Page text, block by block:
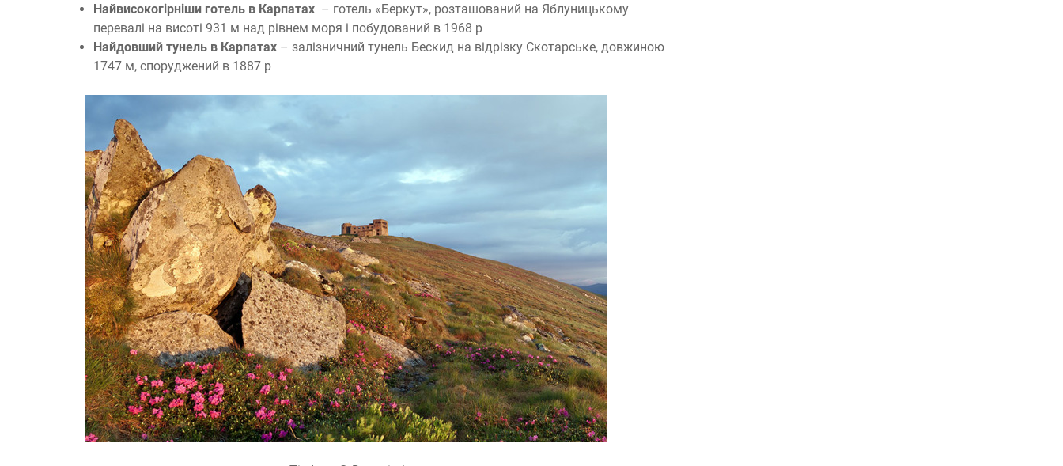
Найвисокогірніши готель в Карпатах – готель «Беркут», розташований на Яблуницькому
перевалі на висоті 931 м над рівнем моря і побудований в 1968 р
Найдовший тунель в Карпатах – залізничний тунель Бескид на відрізку Скотарське, довжиною
1747 м, споруджений в 1887 р